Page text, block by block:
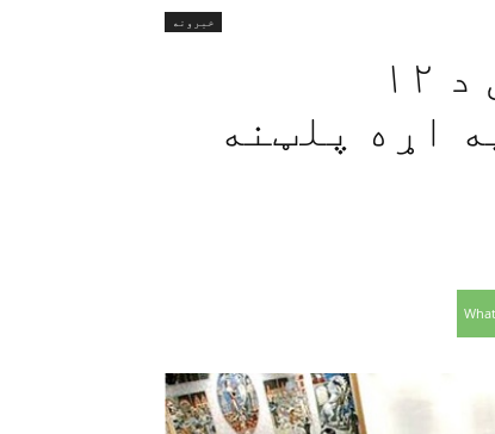
خبرونه
ملګري ملتونه: تخار کې د ۱۲
اړه پلټنه